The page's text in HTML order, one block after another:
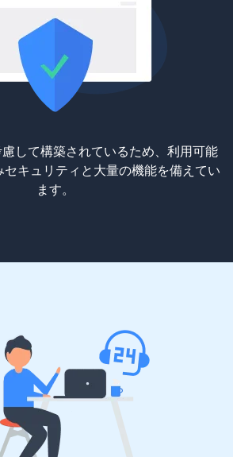
して構築されているため、利用可能
キュリティと大量の機能を備えてい
ます。